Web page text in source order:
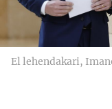
El lehendakari,